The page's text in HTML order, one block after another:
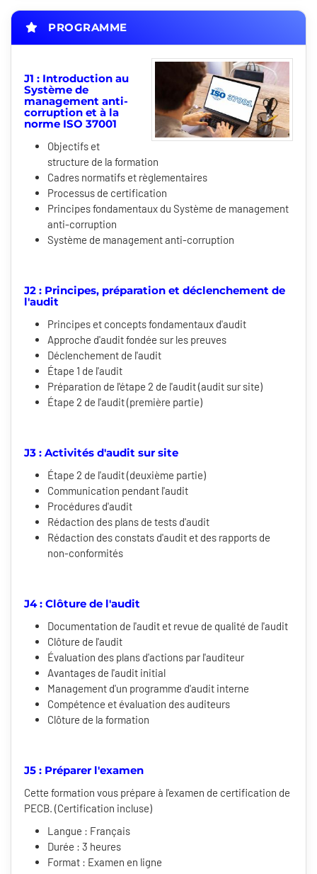
PROGRAMME
J1 : Introduction au
Système de
management anti-
corruption et à la
norme ISO 37001
Objectifs et
structure de la formation
Cadres normatifs et règlementaires
Processus de certification
Principes fondamentaux du Système de management
anti-corruption
Système de management anti-corruption
J2 : Principes, préparation et déclenchement de
l'audit
Principes et concepts fondamentaux d'audit
Approche d'audit fondée sur les preuves
Déclenchement de l'audit
Étape 1 de l'audit
Préparation de l'étape 2 de l'audit (audit sur site)
Étape 2 de l'audit (première partie)
J3 : Activités d'audit sur site
Étape 2 de l'audit (deuxième partie)
Communication pendant l'audit
Procédures d'audit
Rédaction des plans de tests d'audit
Rédaction des constats d'audit et des rapports de
non-conformités
J4 : Clôture de l'audit
Documentation de l'audit et revue de qualité de l'audit
Clôture de l'audit
Évaluation des plans d'actions par l'auditeur
Avantages de l'audit initial
Management d'un programme d'audit interne
Compétence et évaluation des auditeurs
Clôture de la formation
J5 : Préparer l'examen
Cette formation vous prépare à l'examen de certification de
PECB. (Certification incluse)
Langue : Français
Durée : 3 heures
Format : Examen en ligne